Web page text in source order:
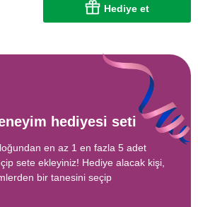
Hediye et
hediyesi seti
en az 1 en fazla 5 adet
sete ekleyiniz! Hediye alacak kişi,
bir tanesini seçip